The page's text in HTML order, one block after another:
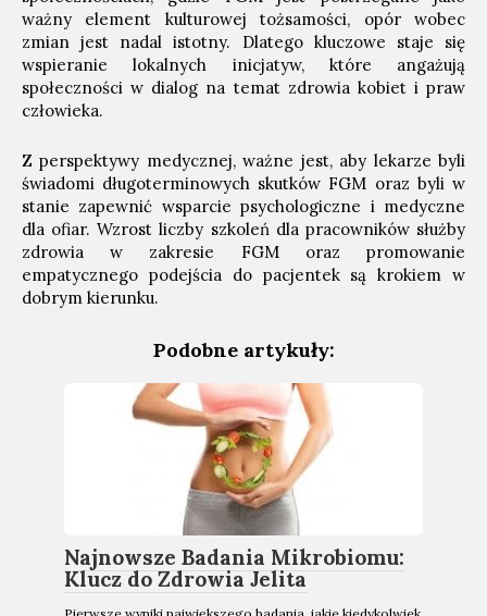
ważny element kulturowej tożsamości, opór wobec
zmian jest nadal istotny. Dlatego kluczowe staje się
wspieranie lokalnych inicjatyw, które angażują
społeczności w dialog na temat zdrowia kobiet i praw
człowieka.
Z perspektywy medycznej, ważne jest, aby lekarze byli
świadomi długoterminowych skutków FGM oraz byli w
stanie zapewnić wsparcie psychologiczne i medyczne
dla ofiar. Wzrost liczby szkoleń dla pracowników służby
zdrowia w zakresie FGM oraz promowanie
empatycznego podejścia do pacjentek są krokiem w
dobrym kierunku.
Podobne artykuły:
Najnowsze Badania Mikrobiomu:
Klucz do Zdrowia Jelita